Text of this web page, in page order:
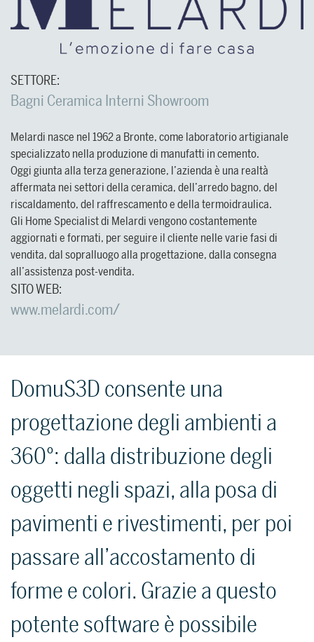
FORMAZIONE
DomuS3D.
Scopri
SUPPORTO
Servizi di assistenza per guidarti nell’utilizzo del
Scopri
PERCHÉ TILEPLANNER?
intuitivo, senza aver bisogno di installare alcun
formazione.
Scopri
PERCHÉ REALITY REMOD?
l’opportunità di inventare, simulando diverse
Scopri
PERCHÉ MOBILPLANNER?
Foto e rendering trasmettono solo una piccola
configurabili 3D i clienti sono in grado di
personalizzarli dentro al proprio ambiente reale.
Scopri PER RIVENDITORI E
PER RIVENDITORI E
Scopri di più
PER ARCHITETTI E
PER ARCHITETTI E
Scopri di più
SETTORE:
Bagni Ceramica Interni Showroom
Melardi nasce nel 1962 a Bronte, come laboratorio artigianale
specializzato nella produzione di manufatti in cemento.
Oggi giunta alla terza generazione, l’azienda è una realtà
affermata nei settori della ceramica, dell’arredo bagno, del
riscaldamento, del raffrescamento e della termoidraulica.
Gli Home Specialist di Melardi vengono costantemente
aggiornati e formati, per seguire il cliente nelle varie fasi di
vendita, dal sopralluogo alla progettazione, dalla consegna
all’assistenza post-vendita.
SITO WEB:
www.melardi.com/
DomuS3D consente una
progettazione degli ambienti a
360°: dalla distribuzione degli
oggetti negli spazi, alla posa di
pavimenti e rivestimenti, per poi
passare all’accostamento di
forme e colori. Grazie a questo
potente software è possibile